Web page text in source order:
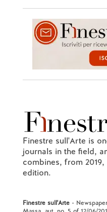
Finestre sull'Arte is
journals in the field,
combines, from
edition.
Finestre sull'Arte-